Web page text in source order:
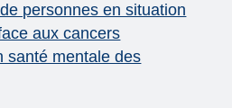
personnes en situation
aux cancers
santé mentale des